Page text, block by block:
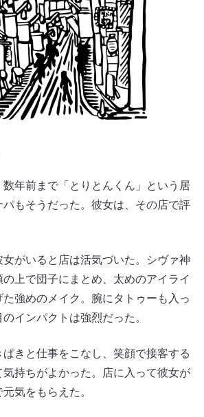
年前まで「とりとんくん」という居
もそうだった。彼女は、その店で評
がいると店は活気づいた。シヴァ神
上で団子にまとめ、太めのアイライ
強めのメイク。腕にタトゥーも入っ
インパクトは強烈だった。
ぱきと仕事をこなし、笑顔で接客する
持ちがよかった。店に入って彼女が
気をもらえた。